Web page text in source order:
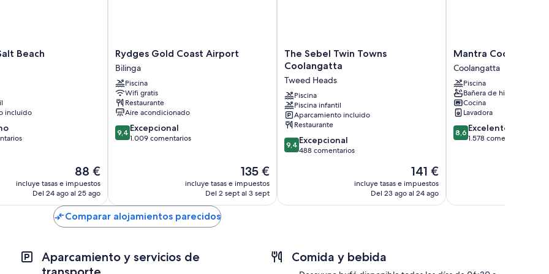
Además, otros de los servicios que hallarás en todas las habitaciones incluyen:
Duchas y bañeras combinadas, artículos de higiene personal gratuitos y secadores de pelo
Televisiones con canales premium
Armarios o roperos, balcones y frigoríficos
Beach
incluido
El
precio
actual
de
88 €
88 €
incluye tasas e impuestos
Del 24 ago al 25 ago
Rydges
Gold
Coast
Airport
Bilinga
Rydges Gold Coast Airport
Bilinga
Piscina
Wifi gratis
Restaurante
Aire acondicionado
9.4
sobre
9,4 Excepcional
1.009 comentarios
El
precio
actual
135 €
incluye tasas e impuestos
Del 2 sept al 3 sept
The
Sebel
Towns
Coolangatta
Tweed
Heads
The Sebel Twin Towns
Coolangatta
Tweed Heads
Piscina
Piscina infantil
Aparcamiento incluido
Restaurante
9.4
sobre
9,4 Excepcional
488 comentarios
El
precio
actual
141 €
incluye tasas e impuestos
Del 23 ago al 24 ago
Mantra
Coolangatta
Beach
Coolangatta
Mantra Coolangatta
Coolangatta
Piscina
Bañera de hidromasaje
Cocina
Lavadora
8.6
sobre
8,6 Excelente
1.578 comentarios
Comparar alojamientos parecidos
Aparcamiento y servicios de
Comida y bebida